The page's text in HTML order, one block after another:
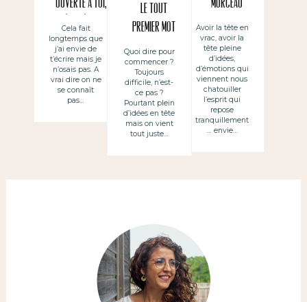
ouverte à toi,
chère mère au
foyer
Cela fait
longtemps que
j’ai envie de
t’écrire mais je
n’osais pas. A
vrai dire on ne
se connaît
pas…
Le tout
premier mot
Quoi dire pour
commencer ?
Toujours
difficile, n’est-
ce pas ?
Pourtant plein
d’idées en tête
mais on vient
tout juste…
morceau
Avoir la tête en
vrac, avoir la
tête pleine
d’idées,
d’émotions qui
viennent nous
chatouiller
l’esprit qui
repose
tranquillement
… envie…